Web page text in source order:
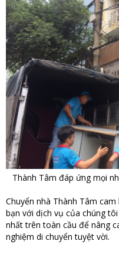
Thành Tâm đáp ứng mọi
Chuyển nhà Thành Tâm
bạn với dịch vụ của chúng
nhất trên toàn cầu để nâng
nghiệm di chuyển tuyệt vời.